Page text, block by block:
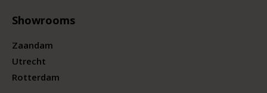
Showrooms
Zaandam
Utrecht
Rotterdam